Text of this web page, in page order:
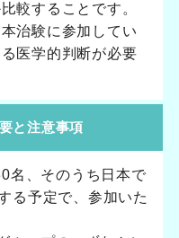
較することです。
治験に参加してい
医学的判断が必要
と注意事項
名、そのうち日本で
る予定で、参加いた